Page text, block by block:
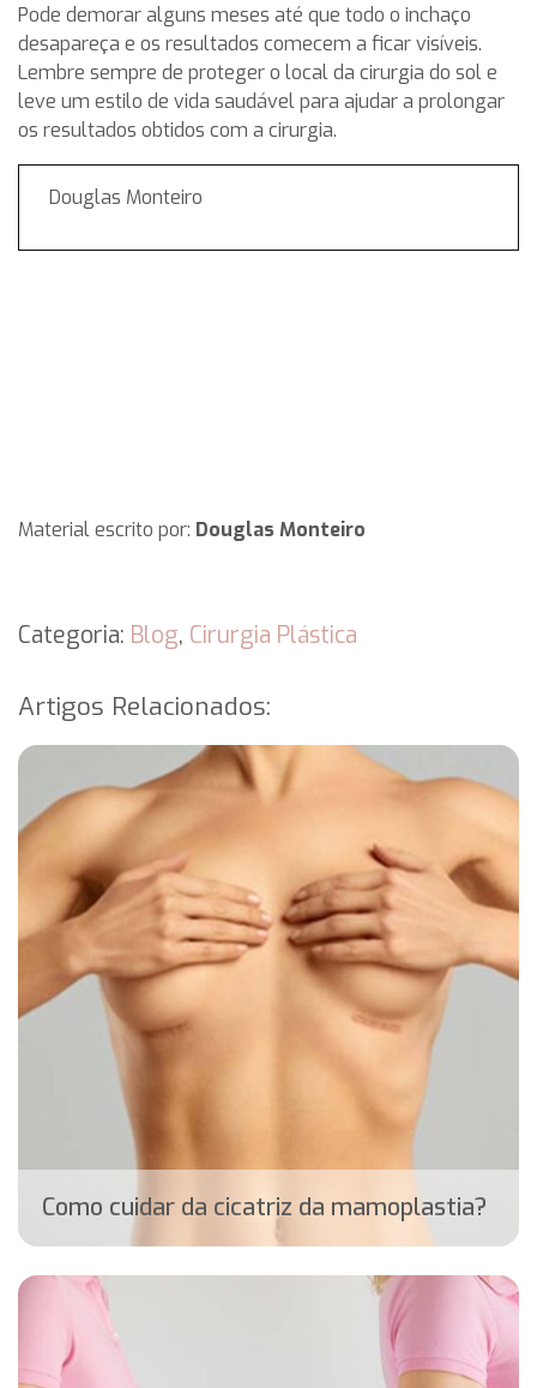
Pode demorar alguns meses até que todo o inchaço
desapareça e os resultados comecem a ficar visíveis.
Lembre sempre de proteger o local da cirurgia do sol e
leve um estilo de vida saudável para ajudar a prolongar
os resultados obtidos com a cirurgia.
Douglas Monteiro
Material escrito por: Douglas Monteiro
Categoria: Blog, Cirurgia Plástica
Artigos Relacionados:
Como cuidar da cicatriz da mamoplastia?